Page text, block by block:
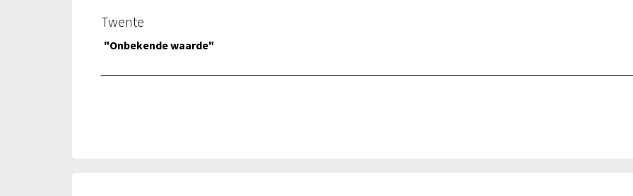
Twente
"Onbekende waarde"